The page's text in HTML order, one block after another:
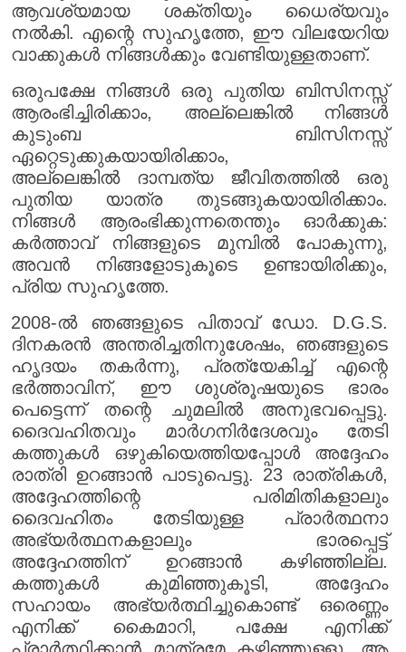
ആവശ്യമായ ശക്തിയും ധൈര്യവും
നൽകി. എന്റെ സുഹൃത്തേ, ഈ വിലയേറിയ
വാക്കുകൾ നിങ്ങൾക്കും വേണ്ടിയുള്ളതാണ്.
ഒരുപക്ഷേ നിങ്ങൾ ഒരു പുതിയ ബിസിനസ്സ്
ആരംഭിച്ചിരിക്കാം, അല്ലെങ്കിൽ നിങ്ങൾ
കുടുംബ ബിസിനസ്സ്
ഏറ്റെടുക്കുകയായിരിക്കാം,
അല്ലെങ്കിൽ ദാമ്പത്യ ജീവിതത്തിൽ ഒരു
പുതിയ യാത്ര തുടങ്ങുകയായിരിക്കാം.
നിങ്ങൾ ആരംഭിക്കുന്നതെന്തും ഓർക്കുക:
കർത്താവ് നിങ്ങളുടെ മുമ്പിൽ പോകുന്നു,
അവൻ നിങ്ങളോടുകൂടെ ഉണ്ടായിരിക്കും,
പ്രിയ സുഹൃത്തേ.
2008-ൽ ഞങ്ങളുടെ പിതാവ് ഡോ. D.G.S.
ദിനകരൻ അന്തരിച്ചതിനുശേഷം, ഞങ്ങളുടെ
ഹൃദയം തകർന്നു, പ്രത്യേകിച്ച് എന്റെ
ഭർത്താവിന്, ഈ ശുശ്രൂഷയുടെ ഭാരം
പെട്ടെന്ന് തന്റെ ചുമലിൽ അനുഭവപ്പെട്ടു.
ദൈവഹിതവും മാർഗനിർദേശവും തേടി
കത്തുകൾ ഒഴുകിയെത്തിയപ്പോൾ അദ്ദേഹം
രാത്രി ഉറങ്ങാൻ പാടുപെട്ടു. 23 രാത്രികൾ,
അദ്ദേഹത്തിന്റെ പരിമിതികളാലും
ദൈവഹിതം തേടിയുള്ള പ്രാർത്ഥനാ
അഭ്യർത്ഥനകളാലും ഭാരപ്പെട്ട്
അദ്ദേഹത്തിന് ഉറങ്ങാൻ കഴിഞ്ഞില്ല.
കത്തുകൾ കുമിഞ്ഞുകൂടി, അദ്ദേഹം
സഹായം അഭ്യർത്ഥിച്ചുകൊണ്ട് ഒരെണ്ണം
എനിക്ക് കൈമാറി, പക്ഷേ എനിക്ക്